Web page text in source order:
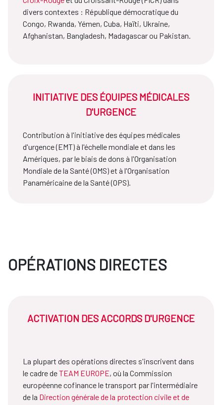
divers contextes : République démocratique du
Congo, Rwanda, Yémen, Cuba, Haïti, Ukraine,
Afghanistan, Bangladesh, Madagascar ou Pakistan.
INITIATIVE DES ÉQUIPES MÉDICALES
D'URGENCE
Contribution à l'initiative des équipes médicales
d'urgence (EMT) à l'échelle mondiale et dans les
Amériques, par le biais de dons à l'Organisation
Mondiale de la Santé (OMS) et à l'Organisation
Panaméricaine de la Santé (OPS).
OPÉRATIONS DIRECTES
ACTIVATION DES ACCORDS D'URGENCE
La plupart des opérations directes s'inscrivent dans
le cadre deTEAM EUROPE, où la Commission
européenne cofinance le transport par l'intermédiaire
de la Direction générale de la protection civile et de